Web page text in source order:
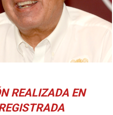
REALIZADA EN